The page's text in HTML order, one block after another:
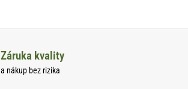
Záruka kvality
a nákup bez rizika